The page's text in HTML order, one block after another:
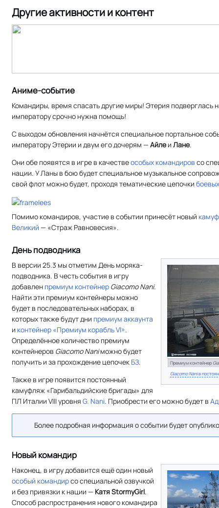
Другие активности и контент
Аниме-событие
Командиры, время спасать другие миры! Этерия подверглась
императору срочно нужна помощь!
С выходом обновления начнётся специальное портальное
императору Этерии и двум его дочерям — Айлеи Лане.
Они обе появятся в игре в качествеособых командиров со
нации. У Ланы в бою будет специальное музыкальное
свой флот можно будет, проходя тематические цепочки
Помимо командиров, участие в событии принесёт новый
Великий — «Страж Равновесия».
День подводника
Премиум контейнер
Giacomo Naniв
В версии 25.3 мы отметим День моряка-
подводника. В честь события в игру
добавлен премиум контейнер Giacomo Nani.
Найти эти премиум контейнеры можно
будет в последовательных наборах, в
которых также будут дни премиум аккаунта
и контейнер «Премиум корабль VI».
Определённое количество премиум
контейнеров Giacomo Naniможно будет
получить и за прохождение цепочек БЗ.
Также в игре появится постоянный
камуфляж «Гарибальдийские бригады» для
ПЛ Италии VIII уровня G. Nani. Приобрести его можно будет в
Более подробная информация о событии будет
Новый командир
Наконец, в игру добавится ещё один новый
особый командирсо специальной озвучкой
и без привязки к нации — Катя StormyGirl.
Способ распространения нового командира